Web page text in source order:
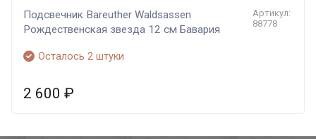
Подсвечник Bareuther Waldsassen
Рождественская звезда 12 см Бавария
Артикул:
88778
Осталось 2 штуки
2 600 ₽